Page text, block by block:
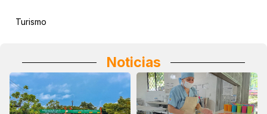
Turismo
Noticias